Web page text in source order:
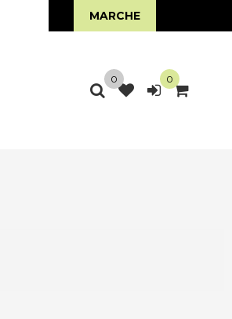
MARCHE
0 0